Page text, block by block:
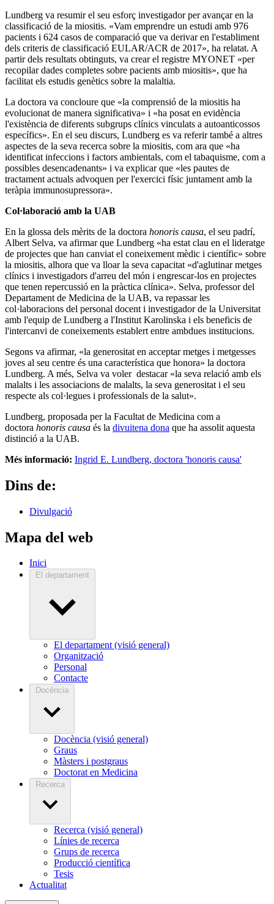
Lundberg va resumir el seu esforç investigador per avançar en la
classificació de la miositis. «Vam emprendre un estudi amb 976
pacients i 624 casos de comparació que va derivar en l'establiment
dels criteris de classificació EULAR/ACR de 2017», ha relatat. A
partir dels resultats obtinguts, va crear el registre MYONET «per
recopilar dades completes sobre pacients amb miositis», que ha
facilitat els estudis genètics sobre la malaltia.
La doctora va concloure que «la comprensió de la miositis ha
evolucionat de manera significativa» i «ha posat en evidència
l'existència de diferents subgrups clínics vinculats a autoanticossos
específics». En el seu discurs, Lundberg es va referir també a altres
aspectes de la seva recerca sobre la miositis, com ara que «ha
identificat infeccions i factors ambientals, com el tabaquisme, com a
possibles desencadenants» i va explicar que «les pautes de
tractament actuals advoquen per l'exercici físic juntament amb la
teràpia immunosupressora».
Col·laboració amb la UAB
En la glossa dels mèrits de la doctora honoris causa, el seu padrí,
Albert Selva, va afirmar que Lundberg «ha estat clau en el lideratge
de projectes que han canviat el coneixement mèdic i científic» sobre
la miositis, alhora que va lloar la seva capacitat «d'aglutinar metges
clínics i investigadors d'arreu del món i engrescar-los en projectes
que tenen repercussió en la pràctica clínica». Selva, professor del
Departament de Medicina de la UAB, va repassar les
col·laboracions del personal docent i investigador de la Universitat
amb l'equip de Lundberg a l'Institut Karolinska i els beneficis de
l'intercanvi de coneixements establert entre ambdues institucions.
Segons va afirmar, «la generositat en acceptar metges i metgesses
joves al seu centre és una característica que honora» la doctora
Lundberg. A més, Selva va voler destacar «la seva relació amb els
malalts i les associacions de malalts, la seva generositat i el seu
respecte als col·legues i professionals de la salut».
Lundberg, proposada per la Facultat de Medicina com a
doctora honoris causa és la divuitena dona que ha assolit aquesta
distinció a la UAB.
Més informació: Ingrid E. Lundberg, doctora 'honoris causa'
Dins de:
Divulgació
Mapa del web
Inici
El departament
El departament (visió general)
Organització
Personal
Contacte
Docència
Docència (visió general)
Graus
Màsters i postgraus
Doctorat en Medicina
Recerca
Recerca (visió general)
Línies de recerca
Grups de recerca
Producció científica
Tesis
Actualitat